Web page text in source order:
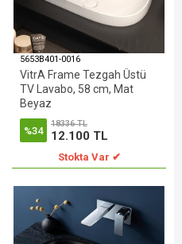
5653B401-0016
VitrA Frame Tezgah Üstü
TV Lavabo, 58 cm, Mat
Beyaz
%34
18336 TL
12.100 TL
Stokta Var ✔